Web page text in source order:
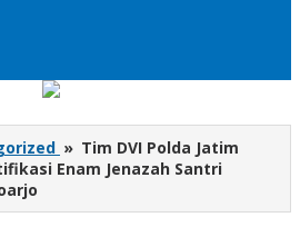
» Tim DVI Polda Jatim
Enam Jenazah Santri